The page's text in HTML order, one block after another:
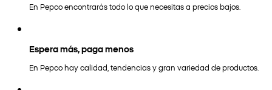
En Pepco encontrarás todo lo que necesitas a precios bajos.
Espera más, paga menos
En Pepco hay calidad, tendencias y gran variedad de productos.